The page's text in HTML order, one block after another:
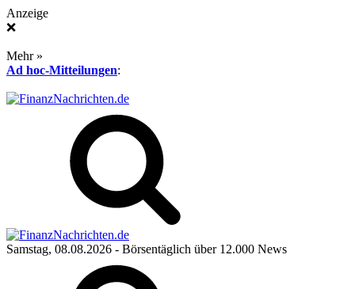
Anzeige
❌
Mehr »
Ad hoc-Mitteilungen:
Samstag, 08.08.2026 - Börsentäglich über 12.000 News